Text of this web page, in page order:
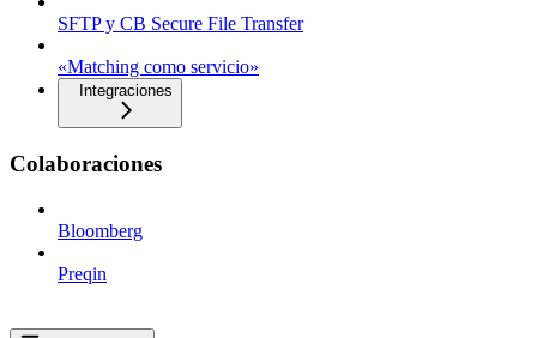
SFTP y CB Secure File Transfer
«Matching como servicio»
Integraciones
Colaboraciones
Bloomberg
Preqin